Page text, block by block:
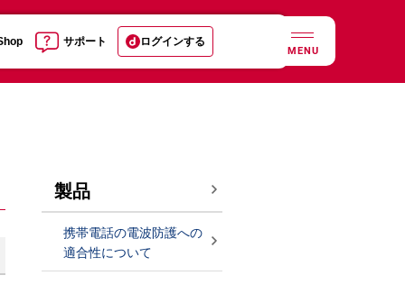
サポート ログインする
MENU
製品
携帯電話の電波防護への
適合性について